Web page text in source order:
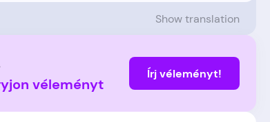
Show translation
véleményt
Írj véleményt!